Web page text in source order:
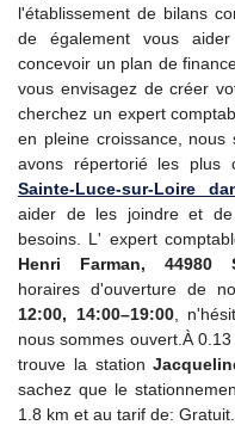
l'établissement de bilans
de également vous
concevoir un plan de
vous envisagez de créer
cherchez un expert
en pleine croissance, nous
avons répertorié les plus
Sainte-Luce-sur-Loire
aider de les joindre et
besoins. L' expert
Henri Farman, 44980
horaires d'ouverture de
12:00, 14:00–19:00,
nous sommes ouvert.À
trouve la station
sachez que le
1.8 km et au tarif de: Gratuit.